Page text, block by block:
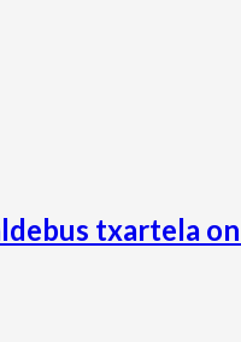
txartela